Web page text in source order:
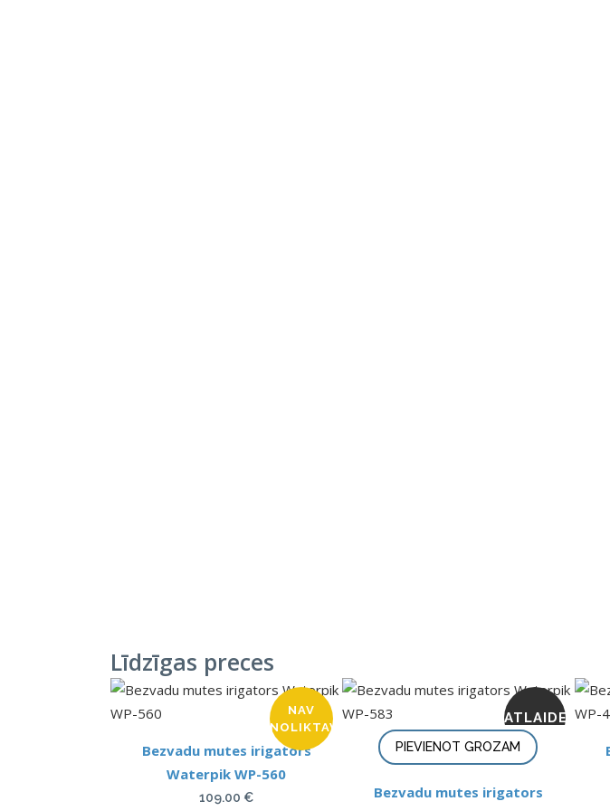
Līdzīgas preces
NAV
NOLIKTAVĀ
Bezvadu mutes irigators
Waterpik WP-560
109.00 €
ATLAIDE
PIEVIENOT GROZAM
Bezvadu mutes irigators